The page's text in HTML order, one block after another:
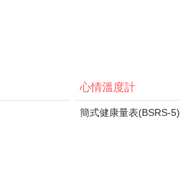
心情溫度計
簡式健康量表(BSRS-5)